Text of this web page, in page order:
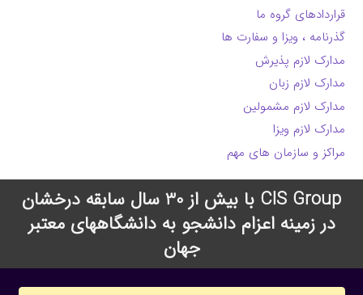
قراردادهای گروه ما
گذرنامه ، ویزا و سفارت ها
مدارک لازم پذیرش
مدارک لازم زبان
مدارک لازم مشمولین
مدارک لازم ویزا
مراکز و سازمان های مهم
CIS Group با بیش از 30 سال سابقه درخشان
در زمینه اعزام دانشجو به دانشگاههای معتبر
جهان